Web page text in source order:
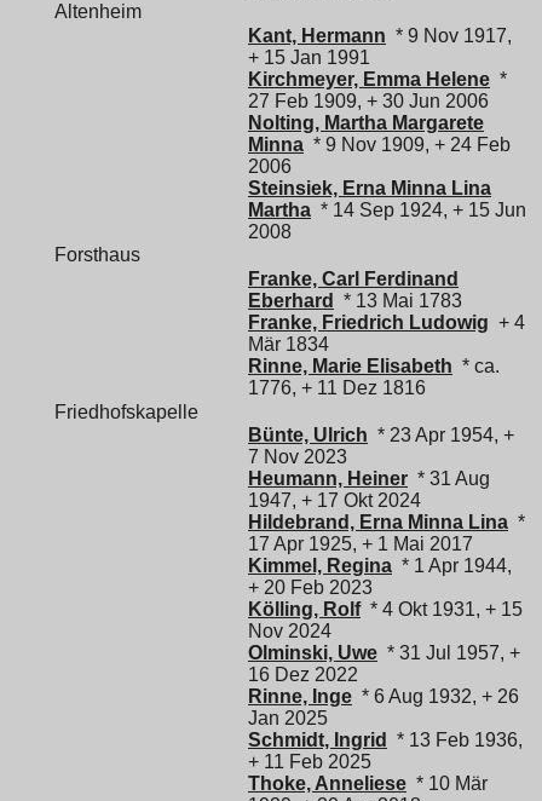
Altenheim
Kant, Hermann * 9 Nov 1917,
+ 15 Jan 1991
Kirchmeyer, Emma Helene *
27 Feb 1909, + 30 Jun 2006
Nolting, Martha Margarete
Minna * 9 Nov 1909, + 24 Feb
2006
Steinsiek, Erna Minna Lina
Martha * 14 Sep 1924, + 15 Jun
2008
Forsthaus
Franke, Carl Ferdinand
Eberhard
* 13 Mai 1783
Franke, Friedrich Ludowig + 4
Mär 1834
Rinne, Marie Elisabeth * ca.
1776, + 11 Dez 1816
Friedhofskapelle
Bünte, Ulrich * 23 Apr 1954, +
7 Nov 2023
Heumann, Heiner * 31 Aug
1947, + 17 Okt 2024
Hildebrand, Erna Minna Lina *
17 Apr 1925, + 1 Mai 2017
Kimmel, Regina * 1 Apr 1944,
+ 20 Feb 2023
Kölling, Rolf* 4 Okt 1931, + 15
Nov 2024
Olminski, Uwe * 31 Jul 1957, +
16 Dez 2022
Rinne, Inge * 6 Aug 1932, + 26
Jan 2025
Schmidt, Ingrid
* 13 Feb 1936,
+ 11 Feb 2025
Thoke, Anneliese * 10 Mär